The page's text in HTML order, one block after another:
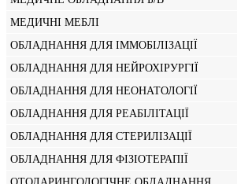
МЕДИЧНІ МЕБЛІ
ОБЛАДНАННЯ ДЛЯ ІММОБІЛІЗАЦІЇ
ОБЛАДНАННЯ ДЛЯ НЕЙРОХІРУРГІЇ
ОБЛАДНАННЯ ДЛЯ НЕОНАТОЛОГІЇ
ОБЛАДНАННЯ ДЛЯ РЕАБІЛІТАЦІЇ
ОБЛАДНАННЯ ДЛЯ СТЕРИЛІЗАЦІЇ
ОБЛАДНАННЯ ДЛЯ ФІЗІОТЕРАПІЇ